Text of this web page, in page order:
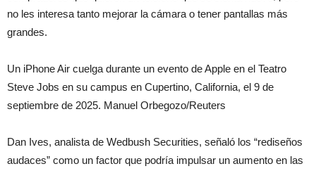
no les interesa tanto mejorar la cámara o tener pantallas más
grandes.
Un iPhone Air cuelga durante un evento de Apple en el Teatro
Steve Jobs en su campus en Cupertino, California, el 9 de
septiembre de 2025. Manuel Orbegozo/Reuters
Dan Ives, analista de Wedbush Securities, señaló los “rediseños
audaces” como un factor que podría impulsar un aumento en las